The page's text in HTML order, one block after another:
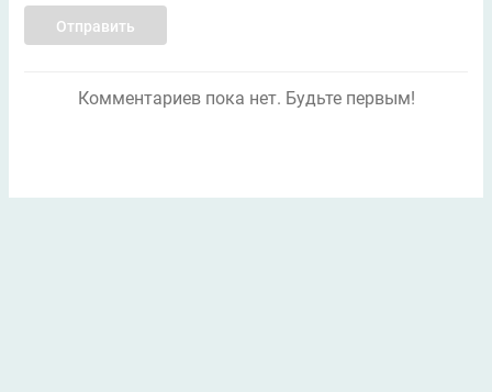
Отправить
Комментариев пока нет. Будьте первым!